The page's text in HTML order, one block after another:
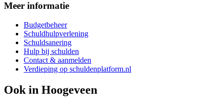
Meer informatie
Budgetbeheer
Schuldhulpverlening
Schuldsanering
Hulp bij schulden
Contact & aanmelden
Verdieping op schuldenplatform.nl
Ook in Hoogeveen